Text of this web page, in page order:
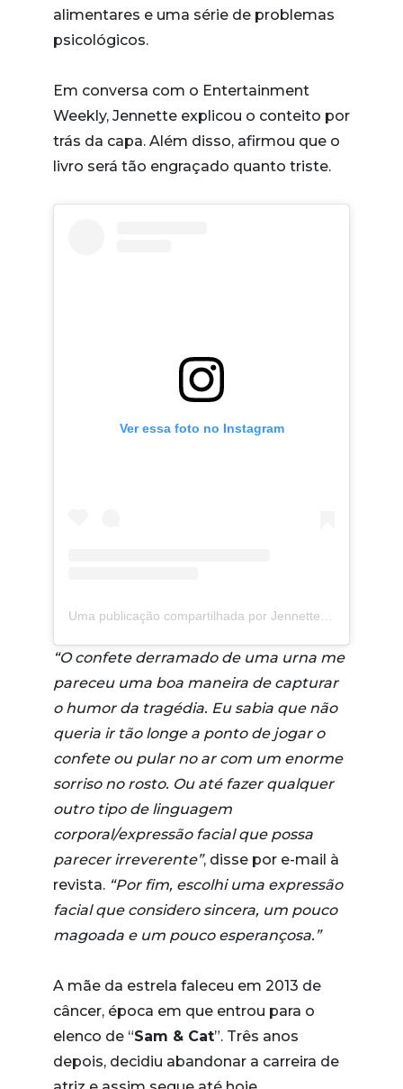
alimentares e uma série de problemas
psicológicos.
Em conversa com o Entertainment
Weekly, Jennette explicou o conteito por
trás da capa. Além disso, afirmou que o
livro será tão engraçado quanto triste.
Ver essa foto no Instagram
Uma publicação compartilhada por Jennette McCurdy (@jennettemccurdy)
“O confete derramado de uma urna me
pareceu uma boa maneira de capturar
o humor da tragédia. Eu sabia que não
queria ir tão longe a ponto de jogar o
confete ou pular no ar com um enorme
sorriso no rosto. Ou até fazer qualquer
outro tipo de linguagem
corporal/expressão facial que possa
parecer irreverente”, disse por e-mail à
revista. “Por fim, escolhi uma expressão
facial que considero sincera, um pouco
magoada e um pouco esperançosa.”
A mãe da estrela faleceu em 2013 de
câncer, época em que entrou para o
elenco de “Sam & Cat”. Três anos
depois, decidiu abandonar a carreira de